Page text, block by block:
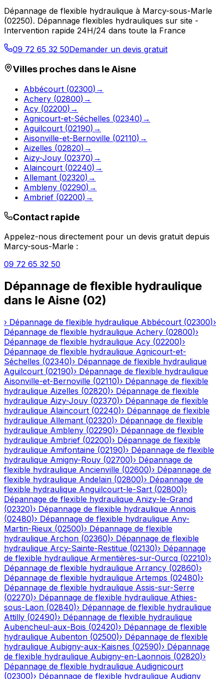
Dépannage de flexible hydraulique à Marcy-sous-Marle
(02250). Dépannage flexibles hydrauliques sur site -
Intervention rapide 24H/24 dans toute la France
09 72 65 32 50Demander un devis gratuit
Villes proches dans leAisne
Abbécourt (02300) →
Achery (02800) →
Acy (02200) →
Agnicourt-et-Séchelles (02340) →
Aguilcourt (02190) →
Aisonville-et-Bernoville (02110) →
Aizelles (02820) →
Aizy-Jouy (02370) →
Alaincourt (02240) →
Allemant (02320) →
Ambleny (02290) →
Ambrief (02200) →
Contact rapide
Appelez-nous directement pour un devis gratuit depuis
Marcy-sous-Marle :
09 72 65 32 50
Dépannage de flexible hydraulique
dans le Aisne (02)
› Dépannage de flexible hydraulique Abbécourt (02300)›
Dépannage de flexible hydraulique Achery (02800)›
Dépannage de flexible hydraulique Acy (02200)›
Dépannage de flexible hydraulique Agnicourt-et-
Séchelles (02340)› Dépannage de flexible hydraulique
Aguilcourt (02190)› Dépannage de flexible hydraulique
Aisonville-et-Bernoville (02110)› Dépannage de flexible
hydraulique Aizelles (02820)› Dépannage de flexible
hydraulique Aizy-Jouy (02370)› Dépannage de flexible
hydraulique Alaincourt (02240)› Dépannage de flexible
hydraulique Allemant (02320)› Dépannage de flexible
hydraulique Ambleny (02290)› Dépannage de flexible
hydraulique Ambrief (02200)› Dépannage de flexible
hydraulique Amifontaine (02190)› Dépannage de flexible
hydraulique Amigny-Rouy (02700)› Dépannage de
flexible hydraulique Ancienville (02600)› Dépannage de
flexible hydraulique Andelain (02800)› Dépannage de
flexible hydraulique Anguilcourt-le-Sart (02800)›
Dépannage de flexible hydraulique Anizy-le-Grand
(02320)› Dépannage de flexible hydraulique Annois
(02480)› Dépannage de flexible hydraulique Any-
Martin-Rieux (02500)› Dépannage de flexible
hydraulique Archon (02360)› Dépannage de flexible
hydraulique Arcy-Sainte-Restitue (02130)› Dépannage
de flexible hydraulique Armentières-sur-Ourcq (02210)›
Dépannage de flexible hydraulique Arrancy (02860)›
Dépannage de flexible hydraulique Artemps (02480)›
Dépannage de flexible hydraulique Assis-sur-Serre
(02270)› Dépannage de flexible hydraulique Athies-
sous-Laon (02840)› Dépannage de flexible hydraulique
Attilly (02490)› Dépannage de flexible hydraulique
Aubencheul-aux-Bois (02420)› Dépannage de flexible
hydraulique Aubenton (02500)› Dépannage de flexible
hydraulique Aubigny-aux-Kaisnes (02590)› Dépannage
de flexible hydraulique Aubigny-en-Laonnois (02820)›
Dépannage de flexible hydraulique Audignicourt
(02300)› Dépannage de flexible hydraulique Audigny